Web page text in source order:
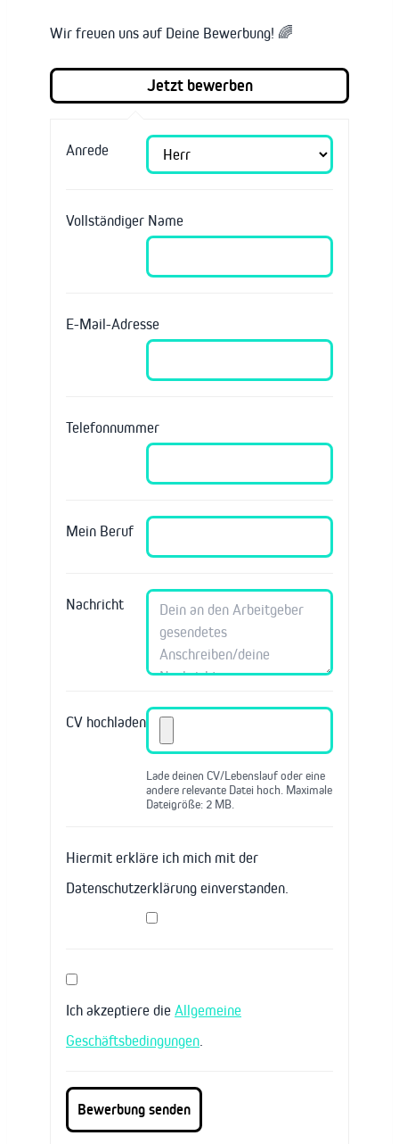
Wir freuen uns auf Deine Bewerbung! 🌈
Anrede
Vollständiger Name
E-Mail-Adresse
Telefonnummer
Mein Beruf
Nachricht
CV hochladen
Lade deinen CV/Lebenslauf oder eine
andere relevante Datei hoch. Maximale
Dateigröße: 2 MB.
Hiermit erkläre ich mich mit der
Datenschutzerklärung einverstanden.
Ich akzeptiere die Allgemeine
Geschäftsbedingungen.